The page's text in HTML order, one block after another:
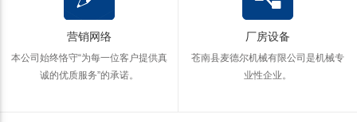
营销网络
本公司始终恪守“为每一位客户提供真
诚的优质服务”的承诺。
厂房设备
苍南县麦德尔机械有限公司是机械专
业性企业。